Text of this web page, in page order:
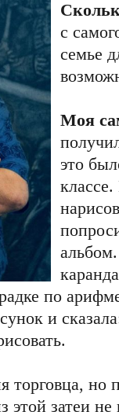
с
семье
Моя
это
по
и
торговца, но
этой затеи